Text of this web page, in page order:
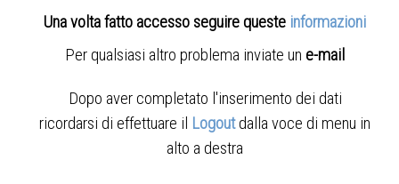
Una volta fatto accesso seguire queste informazioni
Per qualsiasi altro problema inviate un e-mail
Dopo aver completato l'inserimento dei dati
ricordarsi di effettuare il Logout dalla voce di menu in
alto a destra